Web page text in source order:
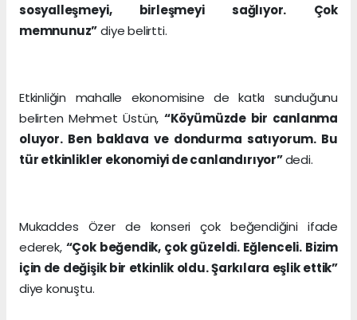
sosyalleşmeyi, birleşmeyi sağlıyor. Çok
memnunuz”diye belirtti.
Etkinliğin mahalle ekonomisine de katkı sunduğunu
belirten Mehmet Üstün, “Köyümüzde bir canlanma
oluyor. Ben baklava ve dondurma satıyorum. Bu
tür etkinlikler ekonomiyi de canlandırıyor”dedi.
Mukaddes Özer de konseri çok beğendiğini ifade
ederek, “Çok beğendik, çok güzeldi. Eğlenceli. Bizim
için de değişik bir etkinlik oldu. Şarkılara eşlik ettik”
diye konuştu.